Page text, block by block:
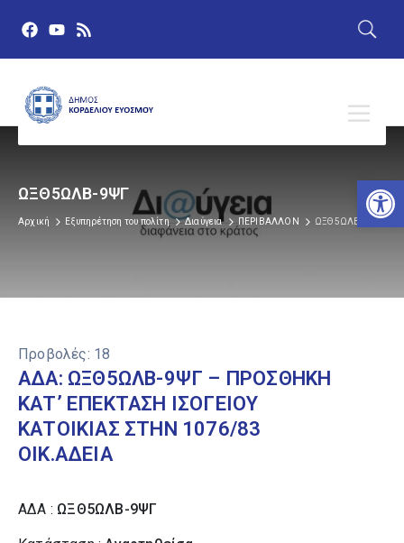
ΩΞΘ5ΩΛΒ-9ΨΓ
Αρχική Εξυπηρέτηση του πολίτη Διαύγεια ΠΕΡΙΒΑΛΛΟΝ ΩΞΘ5ΩΛΒ-9ΨΓ
Προβολές: 18
ΑΔΑ: ΩΞΘ5ΩΛΒ-9ΨΓ – ΠΡΟΣΘΗΚΗ
ΚAΤ’ ΕΠΕΚΤΑΣΗ ΙΣΟΓΕΙΟΥ
ΚΑΤΟΙΚΙΑΣ ΣΤΗΝ 1076/83
ΟΙΚ.ΑΔΕΙΑ
ΑΔΑ : ΩΞΘ5ΩΛΒ-9ΨΓ